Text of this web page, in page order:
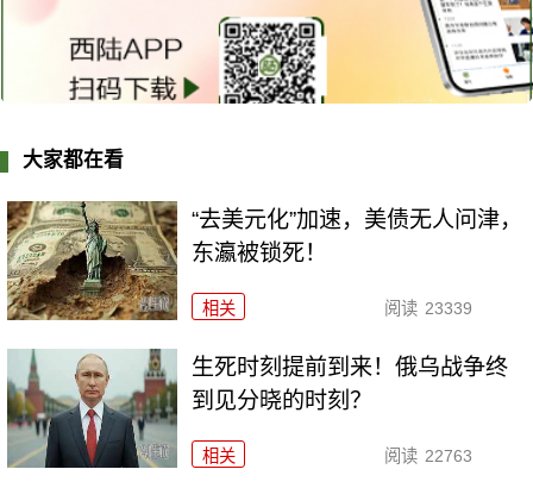
大家都在看
“去美元化”加速，美债无人问津，
东瀛被锁死！
相关 阅读 23339
生死时刻提前到来！俄乌战争终
到见分晓的时刻？
相关 阅读 22763